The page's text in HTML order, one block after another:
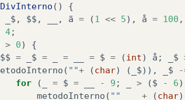
()
{
_$ , $$ , , ä = (1 << 5), å = 100 ,
4;
> 0)
{
$$ = _$ = = = $ = (int) å ; _$
( ""+ (char) ( _$)), _$
-
for
( = $ = - 9 ; > ($ - 6
metodoInterno ( "" + (char)